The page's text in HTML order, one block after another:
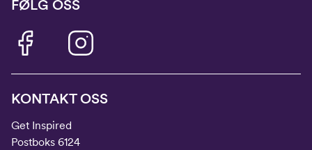
FØLG OSS
KONTAKT OSS
Get Inspired
Postboks 6124